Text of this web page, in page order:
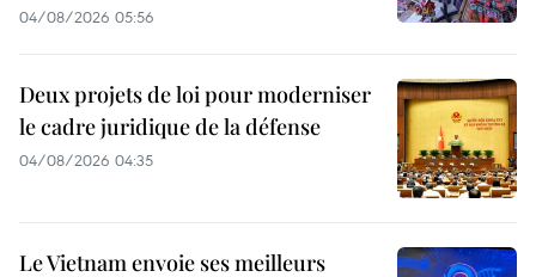
04/08/2026 05:56
Deux projets de loi pour moderniser
le cadre juridique de la défense
04/08/2026 04:35
Le Vietnam envoie ses meilleurs